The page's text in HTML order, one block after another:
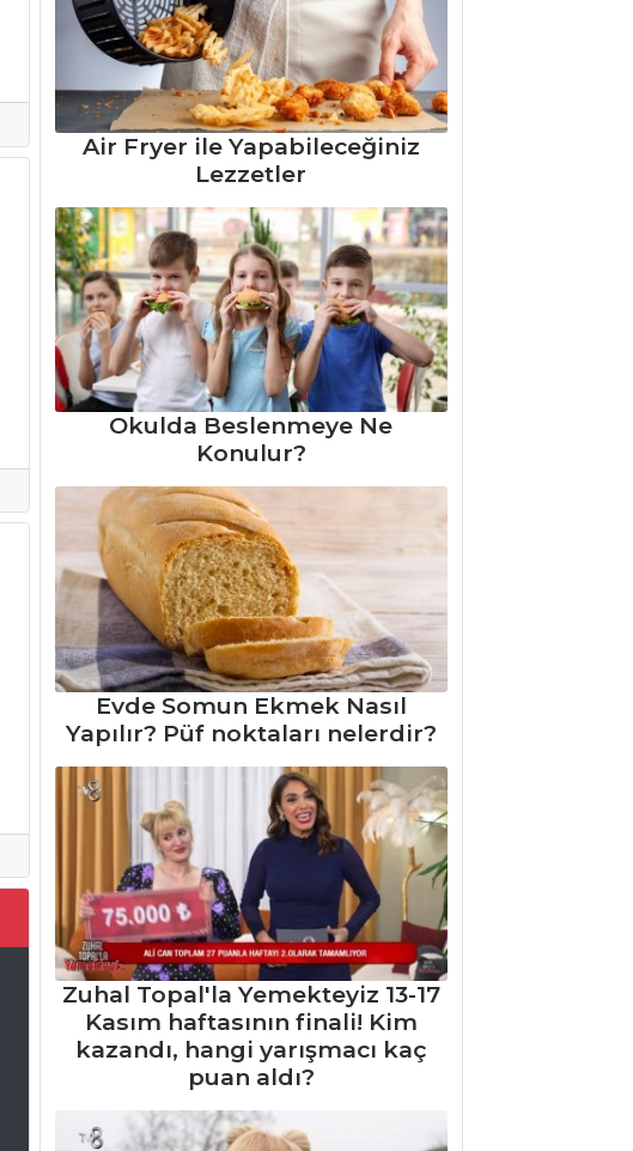
Air Fryer ile Yapabileceğiniz
Lezzetler
Okulda Beslenmeye Ne
Konulur?
Evde Somun Ekmek Nasıl
Yapılır? Püf noktaları nelerdir?
Zuhal Topal'la Yemekteyiz 13-17
Kasım haftasının finali! Kim
kazandı, hangi yarışmacı kaç
puan aldı?